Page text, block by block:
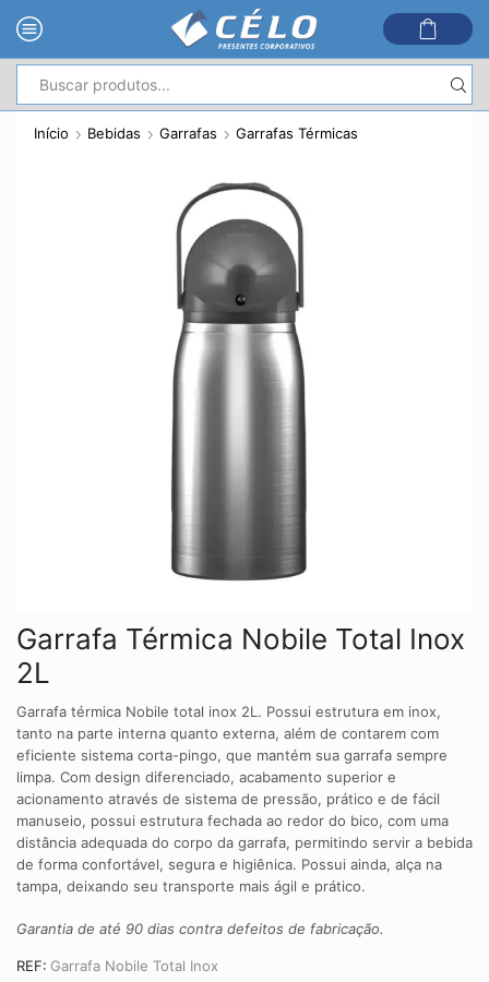
de
pesquisa
Início Bebidas Garrafas Garrafas Térmicas
Garrafa Térmica Nobile Total Inox
2L
Garrafa térmica Nobile total inox 2L. Possui estrutura em inox,
tanto na parte interna quanto externa, além de contarem com
eficiente sistema corta-pingo, que mantém sua garrafa sempre
limpa. Com design diferenciado, acabamento superior e
acionamento através de sistema de pressão, prático e de fácil
manuseio, possui estrutura fechada ao redor do bico, com uma
distância adequada do corpo da garrafa, permitindo servir a bebida
de forma confortável, segura e higiênica. Possui ainda, alça na
tampa, deixando seu transporte mais ágil e prático.
Garantia de até 90 dias contra defeitos de fabricação.
REF: Garrafa Nobile Total Inox